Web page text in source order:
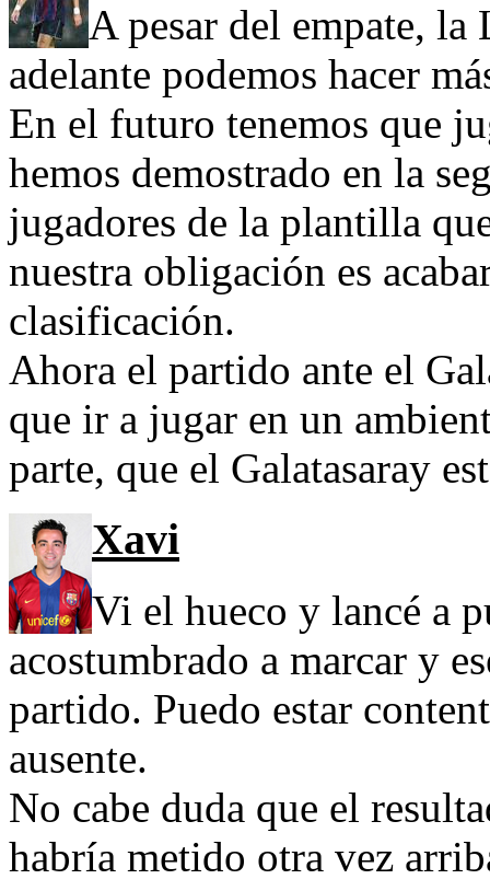
A pesar del empate, la
adelante podemos hacer
En el futuro tenemos que
hemos demostrado en la
jugadores de la plantilla
nuestra obligación es
clasificación.
Ahora el partido ante el
que ir a jugar en un
parte, que el Galatasaray
Xavi
Vi el hueco y lancé a
acostumbrado a marcar y
partido. Puedo estar
ausente.
No cabe duda que el
habría metido otra vez